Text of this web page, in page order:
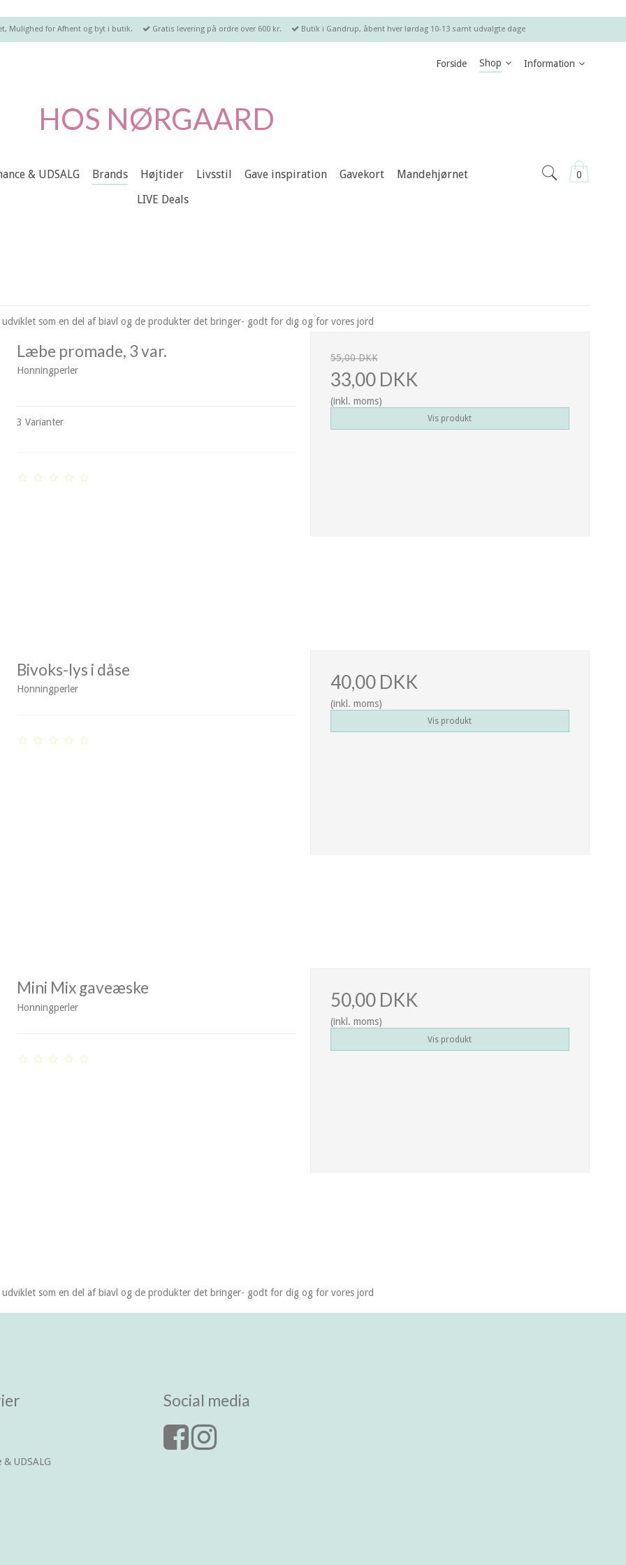
Mulighed for Afhent og byt i butik. Gratis levering på ordre over 600 kr. Butik i Gandrup, åbent hver lørdag 10-13 samt udvalgte dage
Forside Shop Information
HOS NØRGAARD
0
& UDSALG Brands Højtider Livsstil Gave inspiration Gavekort
Mandehjørnet
LIVE Deals
som en del af biavl og de produkter det bringer- godt for dig og for vores jord
Læbe promade, 3 var.
Honningperler
3 Varianter
55,00 DKK
33,00 DKK
(inkl. moms)
Vis produkt
Bivoks-lys i dåse
Honningperler 40,00 DKK
(inkl. moms)
Vis produkt
Mini Mix gaveæske
Honningperler 50,00 DKK
(inkl. moms)
Vis produkt
som en del af biavl og de produkter det bringer- godt for dig og for vores jord
& UDSALG
Social media